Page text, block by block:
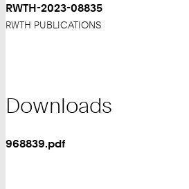
RWTH-2023-08835
RWTH PUBLICATIONS
Downloads
968839.pdf